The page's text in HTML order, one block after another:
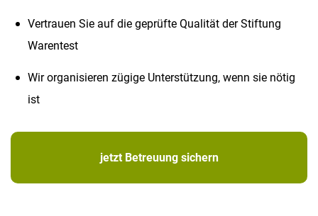
Vertrauen Sie auf die geprüfte Qualität der Stiftung
Warentest
Wir organisieren zügige Unterstützung, wenn sie nötig
ist
jetzt Betreuung sichern